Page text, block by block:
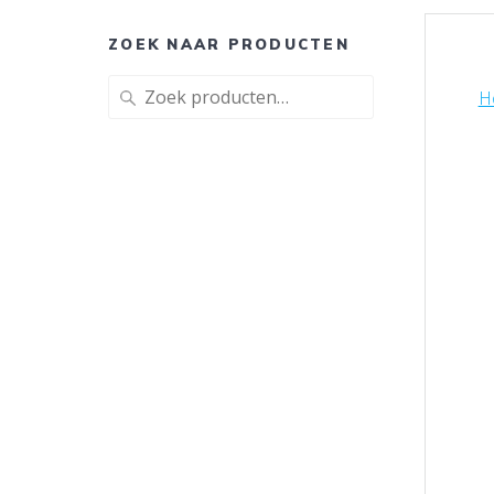
ZOEK NAAR PRODUCTEN
Zoeken